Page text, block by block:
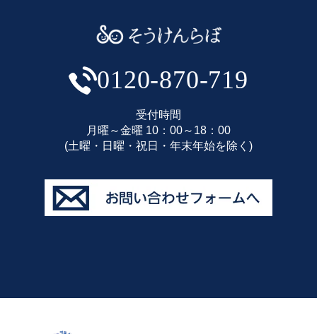
0120-870-719
受付時間
月曜～金曜 10：00～18：00
(土曜・日曜・祝日・年末年始を除く)